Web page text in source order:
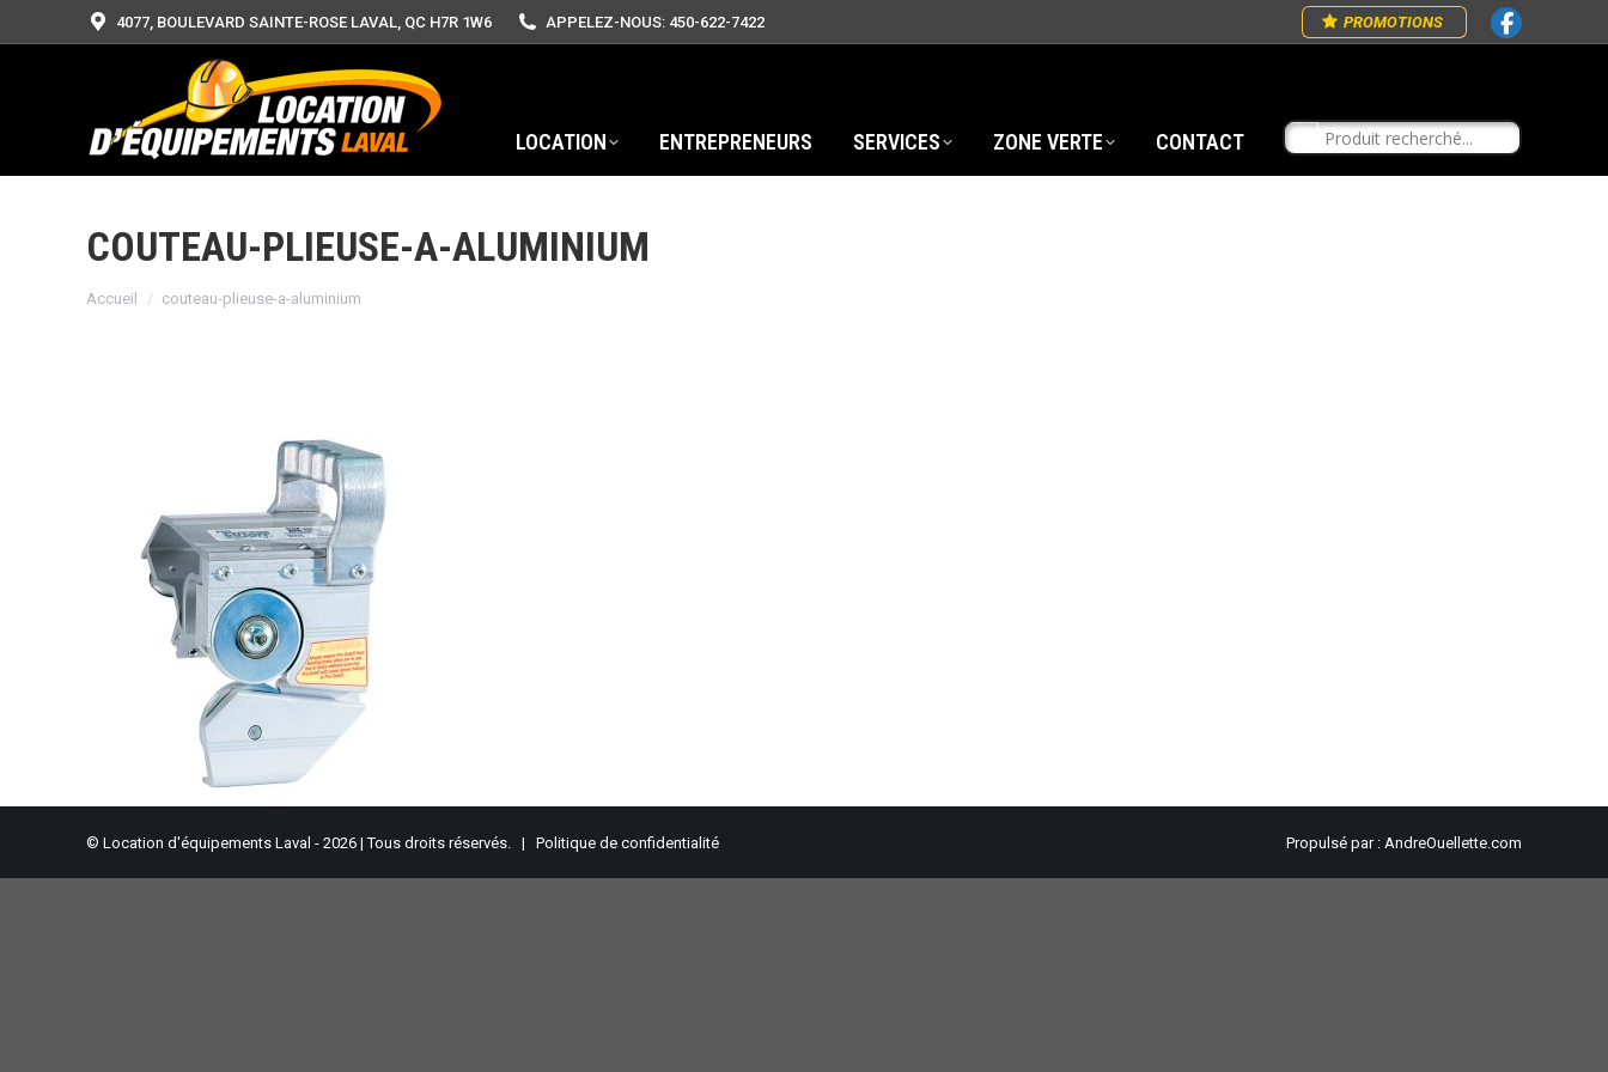
4077, BOULEVARD SAINTE-ROSE LAVAL, QC H7R 1W6 APPELEZ-NOUS: 450-622-7422 PROMOTIONS
LOCATION ENTREPRENEURS SERVICES ZONE VERTE CONTACT
COUTEAU-PLIEUSE-A-ALUMINIUM
Vous êtes ici :
Accueil couteau-plieuse-a-aluminium
© Location d'équipements Laval - 2026 | Tous droits réservés. | Politique de confidentialité Propulsé par : AndreOuellette.com